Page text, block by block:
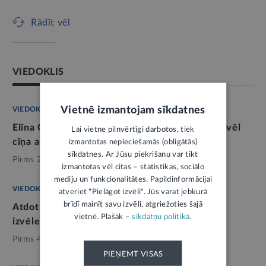
Rādīt vēl
VIEDOKLIS
VIEDOKLIS
Elīna Grīnhofa: ķerot maldugunis, kad priekšā vēl
cīņa ar Lutausi un Velnu
Pirms 2 nedēļām,
VIEDOKLIS
Atdot balsi par populismu vai idejām? Vēlētāju
izvēle un valsts drošība
Pirms 4 nedēļām, Politika
Vietnē izmantojam sīkdatnes
Lai vietne pilnvērtīgi darbotos, tiek
izmantotas nepieciešamās (obligātās)
sīkdatnes. Ar Jūsu piekrišanu var tikt
izmantotas vēl citas – statistikas, sociālo
mediju un funkcionalitātes. Papildinformācijai
atveriet "Pielāgot izvēli". Jūs varat jebkurā
brīdī mainīt savu izvēli, atgriežoties šajā
vietnē. Plašāk –sīkdatņu politikā.
PIEŅEMT VISAS